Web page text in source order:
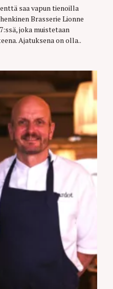
saa vapun tienoilla
Brasserie Lionne
joka muistetaan
Ajatuksena on olla..